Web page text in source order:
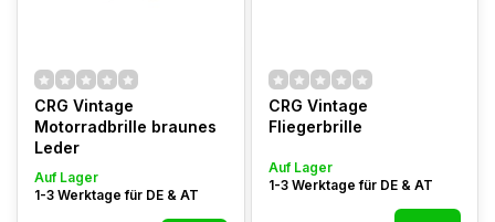
CRG Vintage
Motorradbrille braunes
Leder
Auf Lager
1-3 Werktage für DE & AT
CRG Vintage
Fliegerbrille
Auf Lager
1-3 Werktage für DE & AT